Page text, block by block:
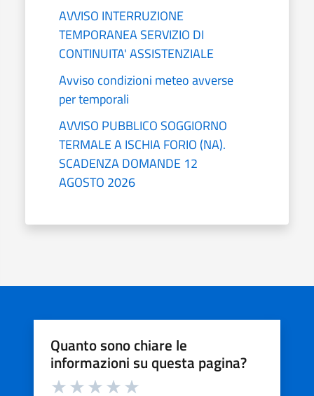
AVVISO INTERRUZIONE
TEMPORANEA SERVIZIO DI
CONTINUITA' ASSISTENZIALE
Avviso condizioni meteo avverse
per temporali
AVVISO PUBBLICO SOGGIORNO
TERMALE A ISCHIA FORIO (NA).
SCADENZA DOMANDE 12
AGOSTO 2026
Quanto sono chiare le
informazioni su questa pagina?
Valuta da 1 a 5 stelle la pagina